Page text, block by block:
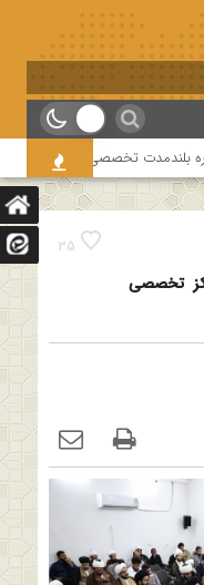
بلندمدت تخصصی و کارگاه آموزشی
35
تخصصی